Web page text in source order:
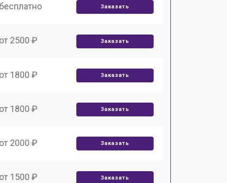
бесплатно Заказать
от 2500 ₽ Заказать
от 1800 ₽ Заказать
от 1800 ₽ Заказать
от 2000 ₽ Заказать
от 1500 ₽ Заказать